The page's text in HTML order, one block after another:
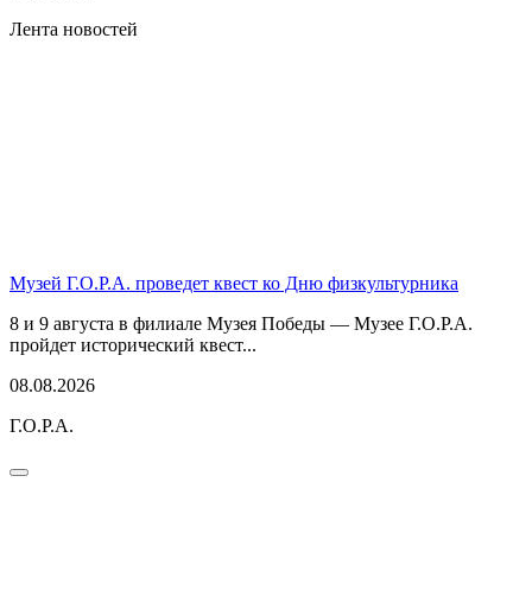
Лента новостей
Музей Г.О.Р.А. проведет квест ко Дню физкультурника
8 и 9 августа в филиале Музея Победы — Музее Г.О.Р.А.
пройдет исторический квест...
08.08.2026
Г.О.Р.А.